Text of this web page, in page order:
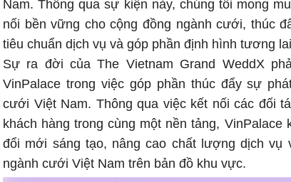
Nam. Thông qua sự kiện này, chúng tôi mong
nối bền vững cho cộng đồng ngành cưới, thúc
tiêu chuẩn dịch vụ và góp phần định hình tương
Sự ra đời của The Vietnam Grand WeddX
VinPalace trong việc góp phần thúc đẩy sự
cưới Việt Nam. Thông qua việc kết nối các đối
khách hàng trong cùng một nền tảng,
đổi mới sáng tạo, nâng cao chất lượng dịch
ngành cưới Việt Nam trên bản đồ khu vực.